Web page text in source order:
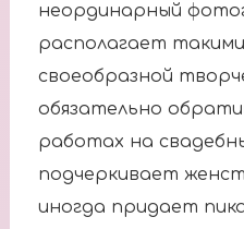
неординарный
располагает
своеобразной
обязательно
работах на
подчеркивает
иногда придает